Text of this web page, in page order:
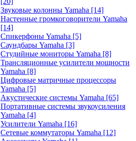
Звуковые колонны Yamaha [14]
Настенные громкоговорители Yamaha
[14]
Спикерфоны Yamaha [5]
Саундбары Yamaha [3]
Студийные мониторы Yamaha [8]
Трансляционные усилители мощности
Yamaha [8]
Цифровые матричные процессоры
Yamaha [5]
Акустические системы Yamaha [65]
Портативные системы звукоусиления
Yamaha [4]
Усилители Yamaha [16]
Сетевые коммутаторы Yamaha [12]